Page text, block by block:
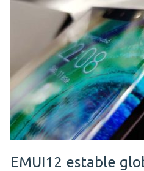
EMUI12 estable